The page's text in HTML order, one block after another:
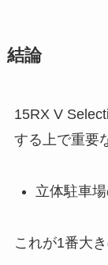
結論
15RX V
する上で重要
立体駐車
これが1番大